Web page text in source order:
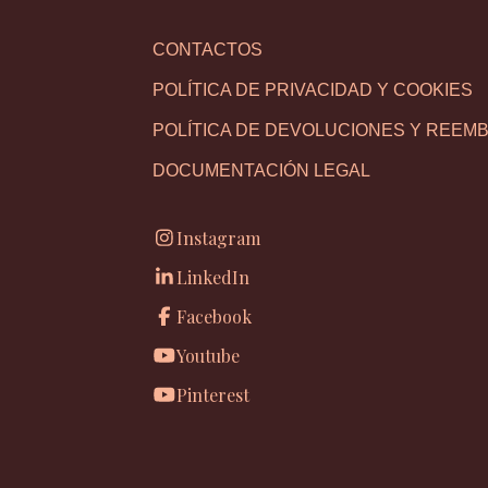
CONTACTOS
POLÍTICA DE PRIVACIDAD Y COOKIES
POLÍTICA DE DEVOLUCIONES Y
DOCUMENTACIÓN LEGAL
Instagram
LinkedIn
Facebook
Youtube
Pinterest